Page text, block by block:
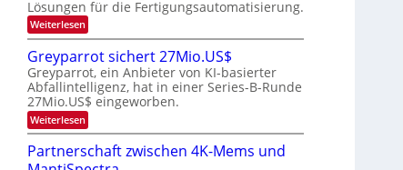
r
e
d
s
e
n
H
l
b
j
a
h
r
t
i
n
d
e
r
D
A
C
H
-
I
n
r
s
v
n
P
h
o
t
o
n
i
Lösungen für die Fertigungsautomatisierung.
Weiterlesen:
M
t
s
u
b
i
s
h
i
E
Greyparrot sichert 27Mio.US$
Greyparrot, ein Anbieter von KI-basierter
Abfallintelligenz, hat in einer Series-B-Runde
27Mio.US$ eingeworben.
Weiterlesen:
G
e
Partnerschaft zwischen 4K-Mems und